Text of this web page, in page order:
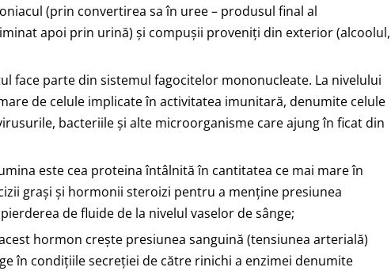
(prin convertirea sa în uree – produsul final al
apoi prin urină) și compușii proveniți din exterior (alcoolul,
face parte din sistemul fagocitelor mononucleate. La nivelului
de celule implicate în activitatea imunitară, denumite celule
bacteriile și alte microorganisme care ajung în ficat din
este cea proteina întâlnită în cantitatea ce mai mare în
grași și hormonii steroizi pentru a menține presiunea
de fluide de la nivelul vaselor de sânge;
hormon crește presiunea sanguină (tensiunea arterială)
în condițiile secreției de către rinichi a enzimei denumite